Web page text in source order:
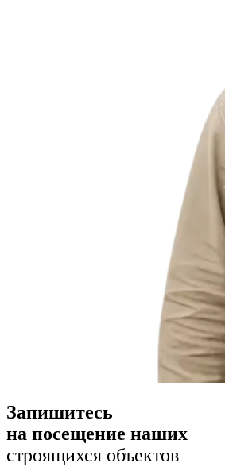
Запишитесь
на посещение наших
строящихся объектов